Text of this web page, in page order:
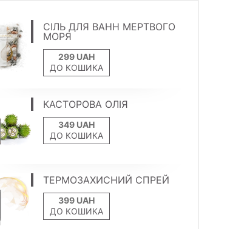
СІЛЬ ДЛЯ ВАНН МЕРТВОГО
МОРЯ
ДО КОШИКА
КАСТОРОВА ОЛІЯ
ДО КОШИКА
ТЕРМОЗАХИСНИЙ СПРЕЙ
ДО КОШИКА